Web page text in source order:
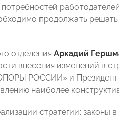
продолжать
отделения Аркадий
внесения изменений в
РОССИИ» и Президент
наиболее
стратегии: законы